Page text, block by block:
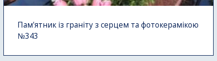
Пам'ятник із граніту з серцем та фотокерамікою
№343